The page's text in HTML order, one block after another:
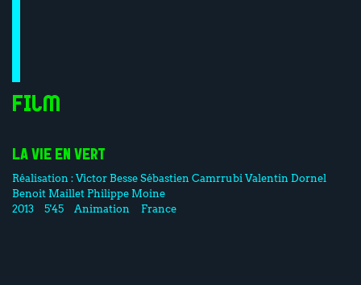
Film
LA VIE EN VERT
Réalisation :Victor BesseSébastien Camrrubi Valentin Dornel
Benoit Maillet Philippe Moine
2013
5'45 Animation France